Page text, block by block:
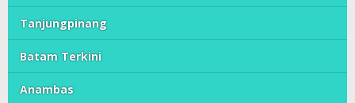
Tanjungpinang
Batam Terkini
Anambas